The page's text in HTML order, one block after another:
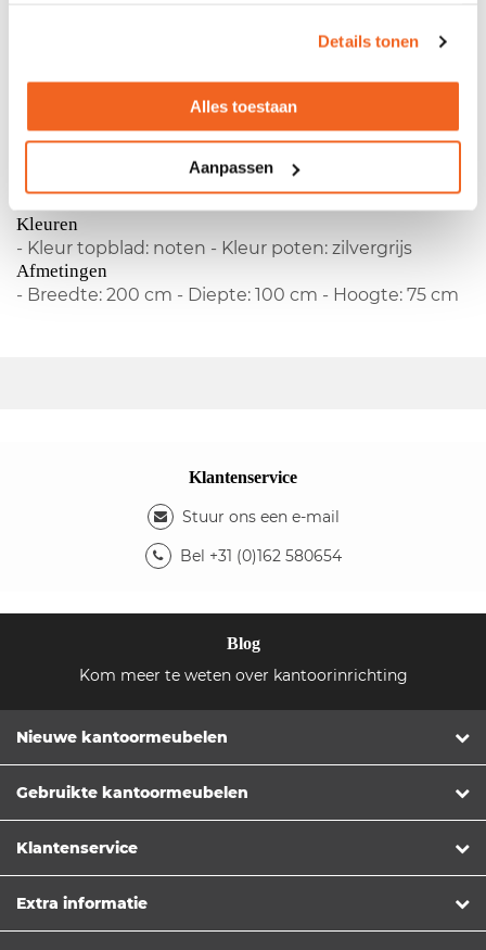
Details tonen
Alles toestaan
Aanpassen
Productspecificaties
Gebruikt Markant bureau
Markant - Vaste hoogte - Melamine
blad - 4-poots onderstel
Kleuren
- Kleur topblad: noten - Kleur poten: zilvergrijs
Afmetingen
- Breedte: 200 cm - Diepte: 100 cm - Hoogte: 75 cm
Klantenservice
Stuur ons een e-mail
Bel +31 (0)162 580654
Blog
Kom meer te weten over kantoorinrichting
Nieuwe kantoormeubelen
Gebruikte kantoormeubelen
Klantenservice
Extra informatie